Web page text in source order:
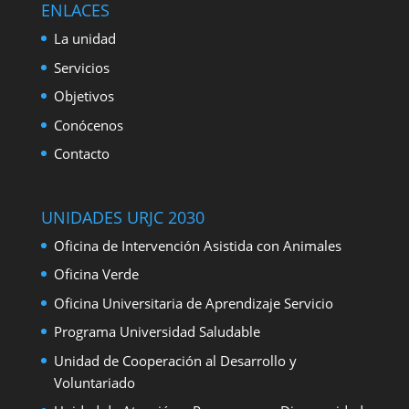
ENLACES
La unidad
Servicios
Objetivos
Conócenos
Contacto
UNIDADES URJC 2030
Oficina de Intervención Asistida con Animales
Oficina Verde
Oficina Universitaria de Aprendizaje Servicio
Programa Universidad Saludable
Unidad de Cooperación al Desarrollo y
Voluntariado